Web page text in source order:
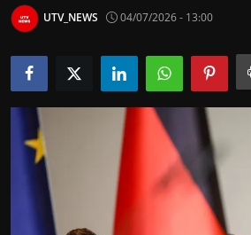
LIMEIRA
ESPIRITO SANTO
Economia
Cultura
Internacional
UTV_NEWS 04/07/2026 - 13:00